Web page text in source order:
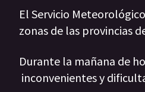
El Servicio
zonas de las provincias
Durante la mañana de
inconvenientes y